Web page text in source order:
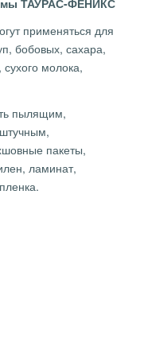
применяться для
бобовых, сахара,
молока,
пылящим,
пакеты,
ламинат,